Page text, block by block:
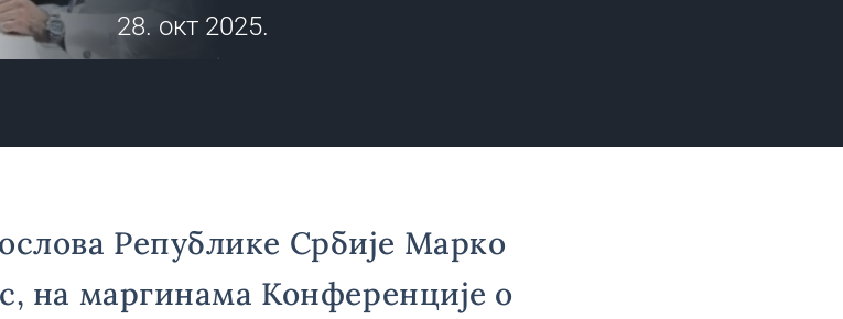
28. окт 2025.
Републике Србије Марко
на маргинама Конференције о